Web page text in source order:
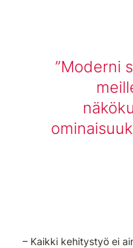
Moderni
– Kaikki kehitystyö ei